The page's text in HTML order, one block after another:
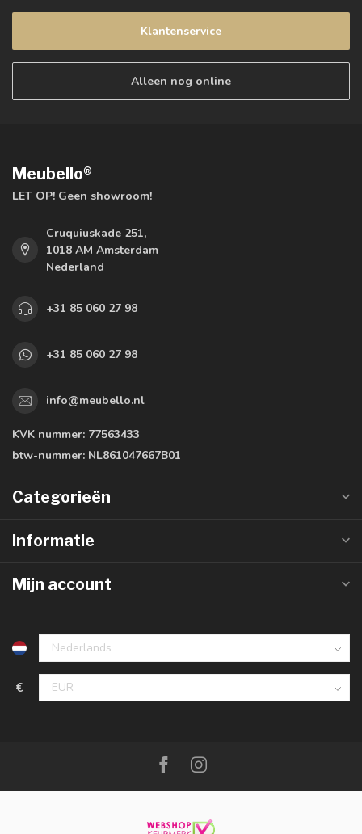
Klantenservice
Alleen nog online
Meubello®
LET OP! Geen showroom!
Cruquiuskade 251,
1018 AM Amsterdam
Nederland
+31 85 060 27 98
+31 85 060 27 98
info@meubello.nl
KVK nummer: 77563433
btw-nummer: NL861047667B01
Categorieën
Informatie
Mijn account
€